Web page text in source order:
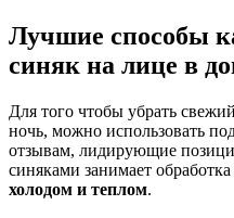
Лучшие способы
синяк на лице в
Для того чтобы убрать
ночь, можно использовать
отзывам, лидирующие
синяками занимает
холодом и теплом.